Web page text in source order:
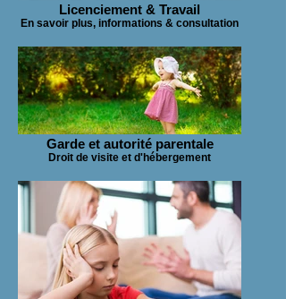
Licenciement & Travail
En savoir plus, informations & consultation
Garde et autorité parentale
Droit de visite et d'hébergement